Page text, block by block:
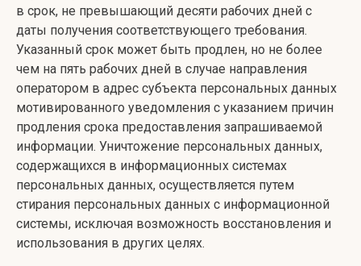
в срок, не превышающий десяти рабочих дней с
даты получения соответствующего требования.
Указанный срок может быть продлен, но не более
чем на пять рабочих дней в случае направления
оператором в адрес субъекта персональных данных
мотивированного уведомления с указанием причин
продления срока предоставления запрашиваемой
информации. Уничтожение персональных данных,
содержащихся в информационных системах
персональных данных, осуществляется путем
стирания персональных данных с информационной
системы, исключая возможность восстановления и
использования в других целях.